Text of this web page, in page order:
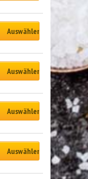
Auswählen
Auswählen
Auswählen
Auswählen